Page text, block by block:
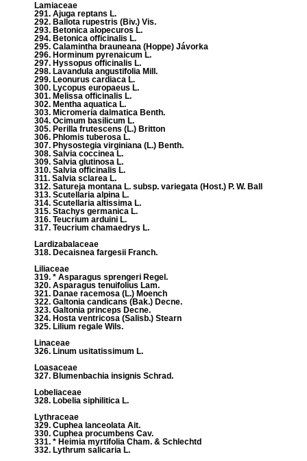
Lamiaceae
291. Ajuga reptans L.
292. Ballota rupestris (Biv.) Vis.
293. Betonica alopecuros L.
294. Betonica officinalis L.
295. Calamintha brauneana (Hoppe) Jávorka
296. Horminum pyrenaicum L.
297. Hyssopus officinalis L.
298. Lavandula angustifolia Mill.
299. Leonurus cardiaca L.
300. Lycopus europaeus L.
301. Melissa officinalis L.
302. Mentha aquatica L.
303. Micromeria dalmatica Benth.
304. Ocimum basilicum L.
305. Perilla frutescens (L.) Britton
306. Phlomis tuberosa L.
307. Physostegia virginiana (L.) Benth.
308. Salvia coccinea L.
309. Salvia glutinosa L.
310. Salvia officinalis L.
311. Salvia sclarea L.
312. Satureja montana L. subsp. variegata (Host.) P. W. Ball
313. Scutellaria alpina L.
314. Scutellaria altissima L.
315. Stachys germanica L.
316. Teucrium arduini L.
317. Teucrium chamaedrys L.
Lardizabalaceae
318. Decaisnea fargesii Franch.
Liliaceae
319. * Asparagus sprengeri Regel.
320. Asparagus tenuifolius Lam.
321. Danae racemosa (L.) Moench
322. Galtonia candicans (Bak.) Decne.
323. Galtonia princeps Decne.
324. Hosta ventricosa (Salisb.) Stearn
325. Lilium regale Wils.
Linaceae
326. Linum usitatissimum L.
Loasaceae
327. Blumenbachia insignis Schrad.
Lobeliaceae
328. Lobelia siphilitica L.
Lythraceae
329. Cuphea lanceolata Ait.
330. Cuphea procumbens Cav.
331. * Heimia myrtifolia Cham. & Schlechtd
332. Lythrum salicaria L.